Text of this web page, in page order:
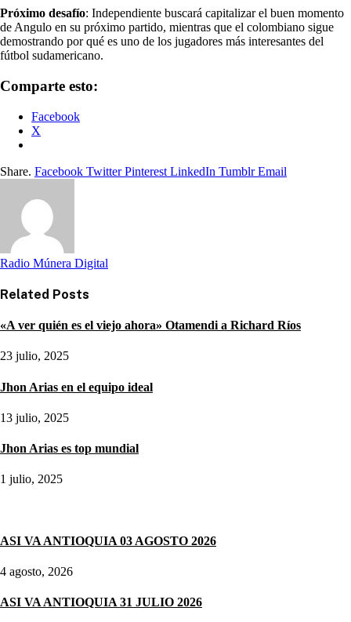
Próximo desafío: Independiente buscará capitalizar el buen momento
de Angulo en su próximo partido, mientras que el colombiano sigue
demostrando por qué es uno de los jugadores más interesantes del
fútbol sudamericano.
Comparte esto:
Facebook
X
Share. Facebook Twitter Pinterest LinkedIn Tumblr Email
Radio Múnera Digital
Related Posts
«A ver quién es el viejo ahora» Otamendi a Richard Ríos
23 julio, 2025
Jhon Arias en el equipo ideal
13 julio, 2025
Jhon Arias es top mundial
1 julio, 2025
ASI VA ANTIOQUIA 03 AGOSTO 2026
4 agosto, 2026
ASI VA ANTIOQUIA 31 JULIO 2026